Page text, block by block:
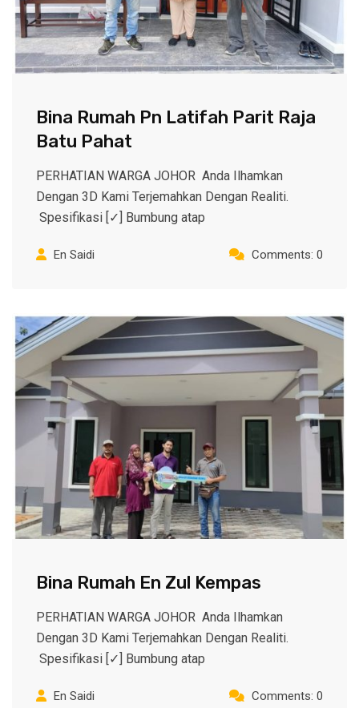
Bina Rumah Pn Latifah Parit Raja
Batu Pahat
PERHATIAN WARGA JOHOR Anda Ilhamkan
Dengan 3D Kami Terjemahkan Dengan Realiti.
Spesifikasi [✓] Bumbung atap
En Saidi Comments: 0
Bina Rumah En Zul Kempas
PERHATIAN WARGA JOHOR Anda Ilhamkan
Dengan 3D Kami Terjemahkan Dengan Realiti.
Spesifikasi [✓] Bumbung atap
En Saidi Comments: 0